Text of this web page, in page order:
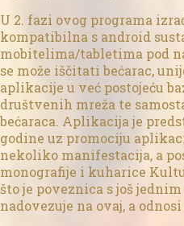
U 2. fazi ovog programa
kompatibilna s android
mobitelima/tabletima pod
se može iščitati bećarac,
aplikacije u već postojeću
društvenih mreža te
bećaraca. Aplikacija je
godine uz promociju
nekoliko manifestacija, a
monografije i kuharice
što je poveznica s još
nadovezuje na ovaj, a